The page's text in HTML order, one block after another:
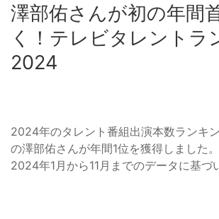
澤部佑さんが初の年間
く！テレビタレントラ
2024
2024年のタレント番組出演本数ランキ
の澤部佑さんが年間1位を獲得しました。
2024年1月から11月までのデータに基づ